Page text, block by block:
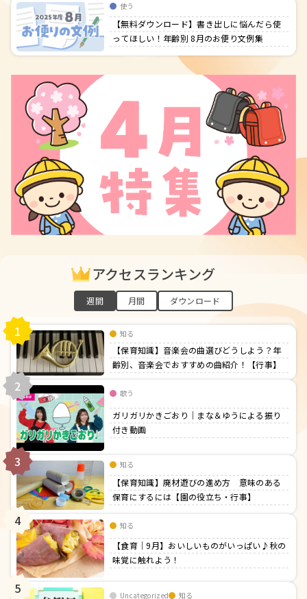
使う
【無料ダウンロード】書き出しに悩んだら使
ってほしい！年齢別 8月のお便り文例集
アクセスランキング
週間 月間 ダウンロード
1 知る
【保育知識】音楽会の曲選びどうしよう？年
齢別、音楽会でおすすめの曲紹介！【行事】
2 歌う
ガリガリかきごおり｜まな＆ゆうによる振り
付き動画
3 知る
【保育知識】廃材遊びの進め方 意味のある
保育にするには【園の役立ち・行事】
4 知る
【食育｜9月】おいしいものがいっぱい♪秋の
味覚に触れよう！
5 Uncategorized 知る